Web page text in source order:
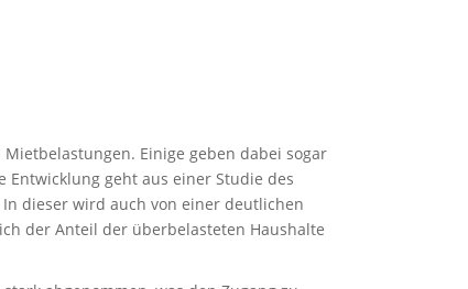
Einige geben dabei sogar
Entwicklung geht aus einer Studie des
dieser wird auch von einer deutlichen
der Anteil der überbelasteten Haushalte